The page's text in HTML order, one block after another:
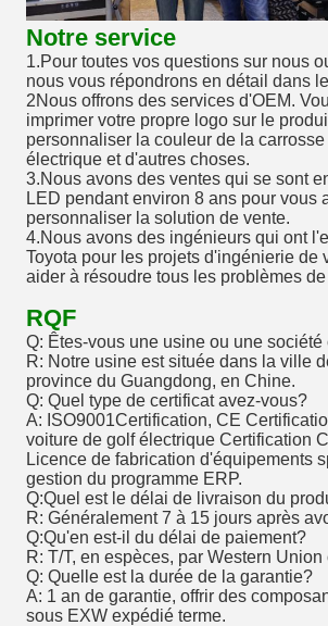
Notre service
1.Pour toutes vos questions sur nous
nous vous répondrons en détail dans
2Nous offrons des services d'OEM.
imprimer votre propre logo sur le
personnaliser la couleur de la
électrique et d'autres choses.
3.Nous avons des ventes qui se sont
LED pendant environ 8 ans pour vous
personnaliser la solution de vente.
4.Nous avons des ingénieurs qui ont
Toyota pour les projets d'ingénierie de
aider à résoudre tous les problèmes de
RQF
Q: Êtes-vous une usine ou une
R: Notre usine est située dans la ville
province du Guangdong, en Chine.
Q: Quel type de certificat avez-vous?
A: ISO9001Certification, CE
voiture de golf électrique Certification
Licence de fabrication d'équipements
gestion du programme ERP.
Q:Quel est le délai de livraison du
R: Généralement 7 à 15 jours après
Q:Qu'en est-il du délai de paiement?
R: T/T, en espèces, par Western Union
Q: Quelle est la durée de la garantie?
A: 1 an de garantie, offrir des
sous EXW expédié terme.